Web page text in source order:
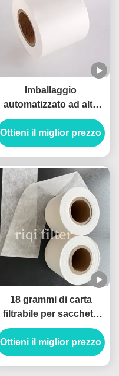
Imballaggio
automatizzato ad alta
velocità 94 mm Rulli di
carta per filtri per tè non
tossici
Ottieni il miglior prezzo
18 grammi di carta
filtrabile per sacchetti
da tè di 94 mm sigillabile
termicamente per la
produzione di sacchetti
Ottieni il miglior prezzo